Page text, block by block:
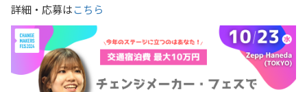
詳細・応募はこちら